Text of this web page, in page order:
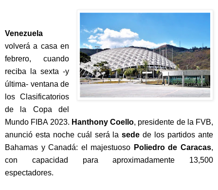
volverá a casa en
febrero, cuando
reciba la sexta -y
última- ventana de
los Clasificatorios
de la Copa del
Mundo FIBA 2023. Hanthony Coello, presidente de la FVB,
anunció esta noche cuál será la sede de los partidos ante
Bahamas y Canadá: el majestuoso Poliedro de Caracas,
con capacidad para aproximadamente 13,500
espectadores.